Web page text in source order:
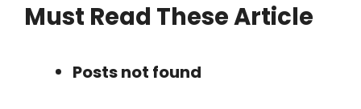
Must Read These Article
Posts not found